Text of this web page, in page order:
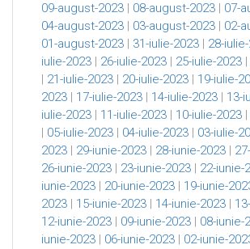
09-august-2023 | 08-august-2023 | 07-
04-august-2023 | 03-august-2023 | 02-
01-august-2023 | 31-iulie-2023 | 28-
iulie-2023 | 26-iulie-2023 | 25-iulie-2023 |
| 21-iulie-2023 | 20-iulie-2023 | 19-iulie-
2023 | 17-iulie-2023 | 14-iulie-2023 | 13-
iulie-2023 | 11-iulie-2023 | 10-iulie-2023 |
| 05-iulie-2023 | 04-iulie-2023 | 03-iulie-
2023 | 29-iunie-2023 | 28-iunie-2023 |
26-iunie-2023 | 23-iunie-2023 | 22-iunie-
iunie-2023 | 20-iunie-2023 | 19-iunie-
2023 | 15-iunie-2023 | 14-iunie-2023 |
12-iunie-2023 | 09-iunie-2023 | 08-iunie-
iunie-2023 | 06-iunie-2023 | 02-iunie-